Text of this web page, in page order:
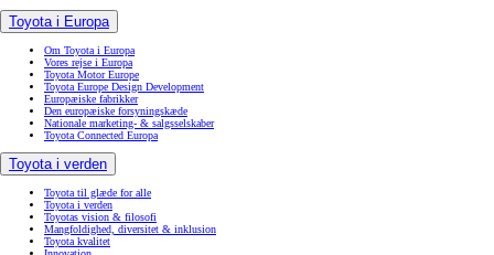
Toyota i Europa
Om Toyota i Europa
Vores rejse i Europa
Toyota Motor Europe
Toyota Europe Design Development
Europæiske fabrikker
Den europæiske forsyningskæde
Nationale marketing- & salgsselskaber
Toyota Connected Europa
Toyota i verden
Toyota til glæde for alle
Toyota i verden
Toyotas vision & filosofi
Mangfoldighed, diversitet & inklusion
Toyota kvalitet